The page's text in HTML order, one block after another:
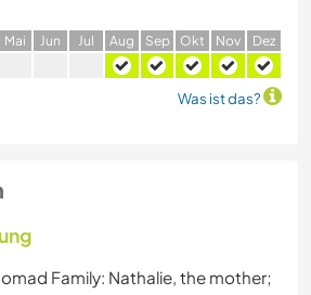
Mai Jun Jul Aug Sep Okt Nov Dez
Was ist das?
Family: Nathalie, the mother;